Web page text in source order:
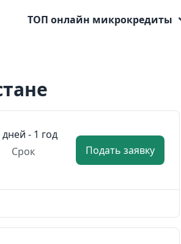
ТОП онлайн микрокредиты
дней - 1 год
Срок
Подать заявку